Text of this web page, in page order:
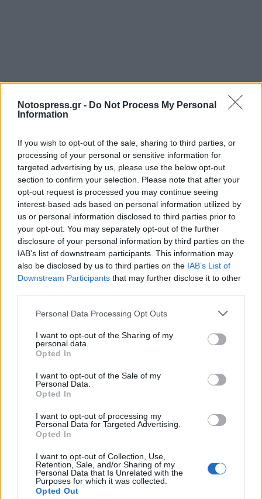
Notospress.gr - Do Not Process My Personal
Information
If you wish to opt-out of the sale, sharing to third parties, or
processing of your personal or sensitive information for
targeted advertising by us, please use the below opt-out
section to confirm your selection. Please note that after your
opt-out request is processed you may continue seeing
interest-based ads based on personal information utilized by
us or personal information disclosed to third parties prior to
your opt-out. You may separately opt-out of the further
disclosure of your personal information by third parties on the
IAB’s list of downstream participants. This information may
also be disclosed by us to third parties on the IAB’s List of
Downstream Participants that may further disclose it to other
Personal Data Processing Opt Outs
I want to opt-out of the Sharing of my
personal data.
Opted In
I want to opt-out of the Sale of my
Personal Data.
Opted In
I want to opt-out of processing my
Personal Data for Targeted Advertising.
Opted In
I want to opt-out of Collection, Use,
Retention, Sale, and/or Sharing of my
Personal Data that Is Unrelated with the
Purposes for which it was collected.
Opted Out